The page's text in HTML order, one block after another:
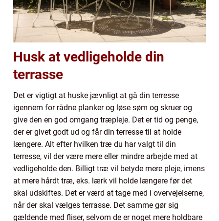
Husk at vedligeholde din
terrasse
Det er vigtigt at huske jævnligt at gå din terresse
igennem for rådne planker og løse søm og skruer og
give den en god omgang træpleje. Det er tid og penge,
der er givet godt ud og får din terresse til at holde
længere. Alt efter hvilken træ du har valgt til din
terresse, vil der være mere eller mindre arbejde med at
vedligeholde den. Billigt træ vil betyde mere pleje, imens
at mere hårdt træ, eks. lærk vil holde længere før det
skal udskiftes. Det er værd at tage med i overvejelserne,
når der skal vælges terrasse. Det samme gør sig
gældende med fliser, selvom de er noget mere holdbare